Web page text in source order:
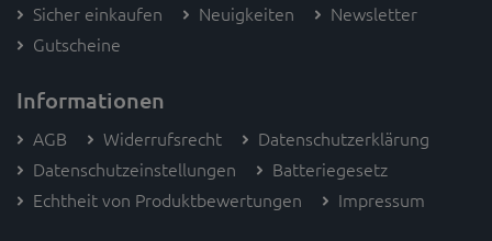
Sicher einkaufen
Neuigkeiten
Newsletter
Gutscheine
Informationen
AGB Widerrufsrecht
Datenschutzerklärung
Datenschutzeinstellungen
Batteriegesetz
Echtheit von Produktbewertungen
Impressum